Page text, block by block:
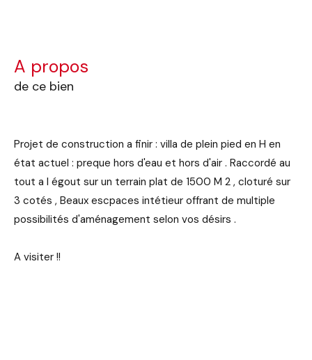
a propos
de ce bien
Projet de construction a finir : villa de plein pied en H en
état actuel : preque hors d'eau et hors d'air . Raccordé au
tout a l égout sur un terrain plat de 1500 M 2 , cloturé sur
3 cotés , Beaux escpaces intétieur offrant de multiple
possibilités d'aménagement selon vos désirs .
A visiter !!